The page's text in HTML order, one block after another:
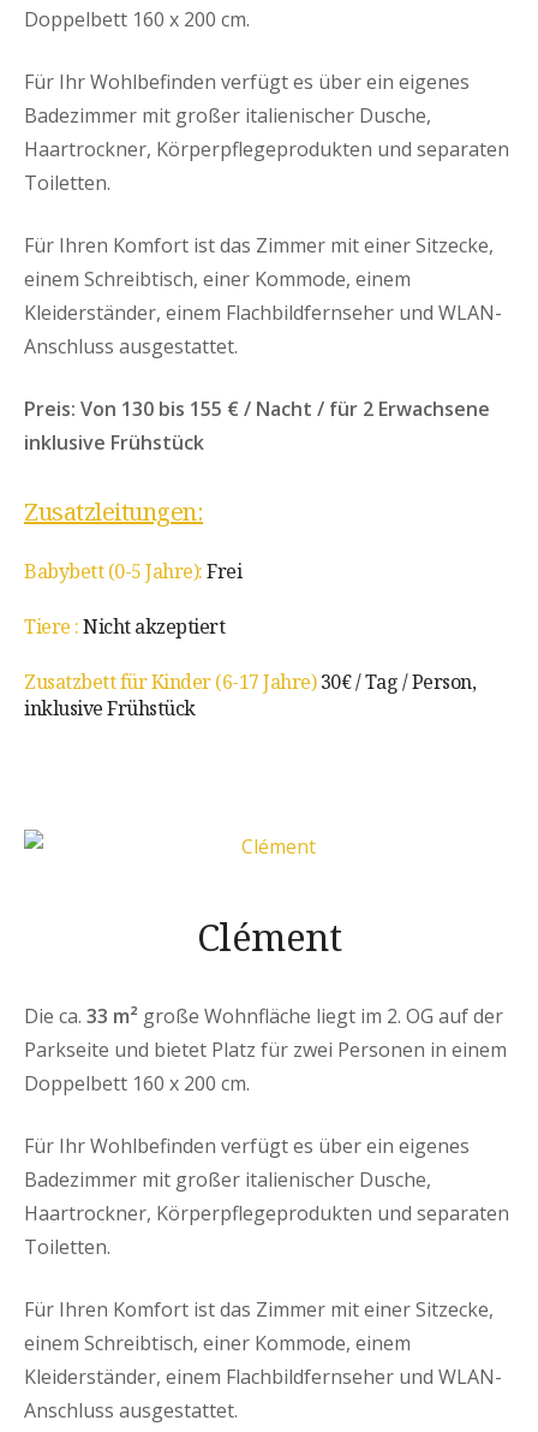
Doppelbett 160 x 200 cm.
Für Ihr Wohlbefinden verfügt es über ein eigenes
Badezimmer mit großer italienischer Dusche,
Haartrockner, Körperpflegeprodukten und separaten
Toiletten.
Für Ihren Komfort ist das Zimmer mit einer Sitzecke,
einem Schreibtisch, einer Kommode, einem
Kleiderständer, einem Flachbildfernseher und WLAN-
Anschluss ausgestattet.
Preis: Von 130 bis 155 € / Nacht / für 2 Erwachsene
inklusive Frühstück
Zusatzleitungen:
Babybett (0-5 Jahre):Frei
Tiere :Nicht akzeptiert
Zusatzbett für Kinder (6-17 Jahre)30€ / Tag / Person,
inklusive Frühstück
Clément
Die ca. 33 m² große Wohnfläche liegt im 2. OG auf der
Parkseite und bietet Platz für zwei Personen in einem
Doppelbett 160 x 200 cm.
Für Ihr Wohlbefinden verfügt es über ein eigenes
Badezimmer mit großer italienischer Dusche,
Haartrockner, Körperpflegeprodukten und separaten
Toiletten.
Für Ihren Komfort ist das Zimmer mit einer Sitzecke,
einem Schreibtisch, einer Kommode, einem
Kleiderständer, einem Flachbildfernseher und WLAN-
Anschluss ausgestattet.